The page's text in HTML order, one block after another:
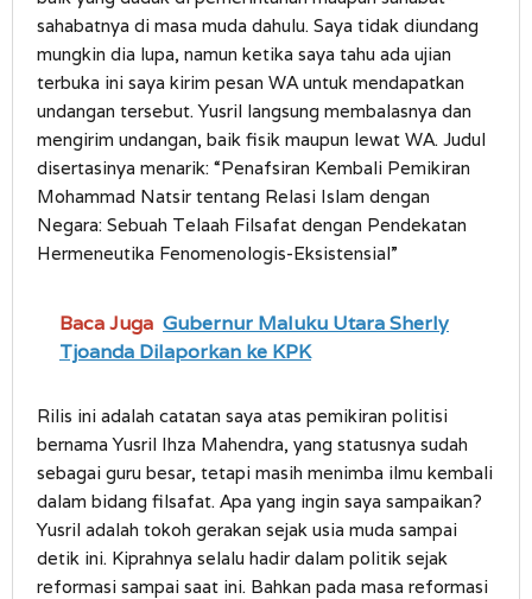
sahabatnya di masa muda dahulu. Saya tidak diundang
mungkin dia lupa, namun ketika saya tahu ada ujian
terbuka ini saya kirim pesan WA untuk mendapatkan
undangan tersebut. Yusril langsung membalasnya dan
mengirim undangan, baik fisik maupun lewat WA. Judul
disertasinya menarik: “Penafsiran Kembali Pemikiran
Mohammad Natsir tentang Relasi Islam dengan
Negara: Sebuah Telaah Filsafat dengan Pendekatan
Hermeneutika Fenomenologis-Eksistensial”
Baca Juga Gubernur Maluku Utara Sherly
Tjoanda Dilaporkan ke KPK
Rilis ini adalah catatan saya atas pemikiran politisi
bernama Yusril Ihza Mahendra, yang statusnya sudah
sebagai guru besar, tetapi masih menimba ilmu kembali
dalam bidang filsafat. Apa yang ingin saya sampaikan?
Yusril adalah tokoh gerakan sejak usia muda sampai
detik ini. Kiprahnya selalu hadir dalam politik sejak
reformasi sampai saat ini. Bahkan pada masa reformasi